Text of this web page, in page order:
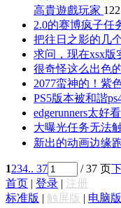
高貴遊戲玩家 122
2.0的赛博疯子任
把往日之影的几
求问，现在xsx版
很奇怪这么出色
2077蛮神的！ 紫
PS5版本被和諧
edgerunners太好
大曝光任务无法
新出的动画边缘
1234.. 37 / 37 页
首页 | 登录 | 注册
标准版 | 触屏版 | 电脑版